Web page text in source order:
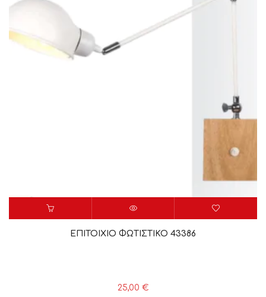
ΕΠΙΤΟΙΧΙΟ ΦΩΤΙΣΤΙΚΟ 43386
25,00 €